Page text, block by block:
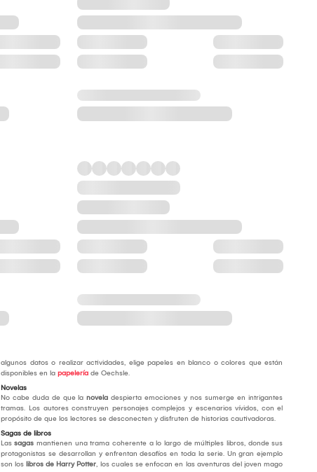
algunos datos o realizar actividades, elige papeles en blanco o colores que están
disponibles en la papelería de Oechsle.
Novelas
No cabe duda de que lanovela despierta emociones y nos sumerge en intrigantes
tramas. Los autores construyen personajes complejos y escenarios vívidos, con el
propósito de que los lectores se desconecten y disfruten de historias cautivadoras.
Sagas de libros
Lassagas mantienen una trama coherente a lo largo de múltiples libros, donde sus
protagonistas se desarrollan y enfrentan desafíos en toda la serie. Un gran ejemplo
son los libros de Harry Potter, los cuales se enfocan en las aventuras del joven mago